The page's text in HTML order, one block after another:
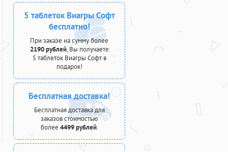
5 таблеток Виагры Софт
бесплатно!
При заказе на сумму более
2190 рублей, Вы получаете
5 таблеток Виагры Софт в
подарок!
Бесплатная доставка!
Бесплатная доставка для
заказов стоимостью
более 4499 рублей.